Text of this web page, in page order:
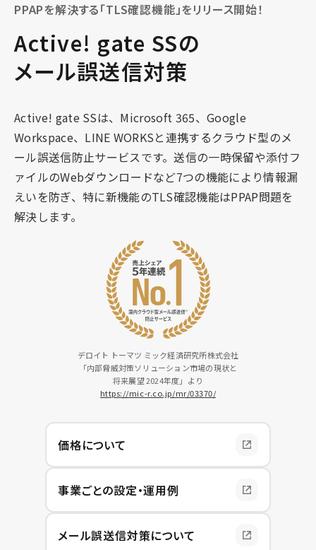
PPAPを解決する「TLS確認機能」をリリース開始！
Active! gate SSの
メール誤送信対策
Active! gate SSは、Microsoft 365、Google
Workspace、LINE WORKSと連携するクラウド型のメ
ール誤送信防止サービスです。送信の一時保留や添付フ
ァイルのWebダウンロードなど7つの機能により情報漏
えいを防ぎ、特に新機能のTLS確認機能はPPAP問題を
解決します。
デロイト トーマツ ミック経済研究所株式会社
「内部脅威対策ソリューション市場の現状と
将来展望 2024年度」より
https://mic-r.co.jp/mr/03370/
価格について
事業ごとの設定・運用例
メール誤送信対策について